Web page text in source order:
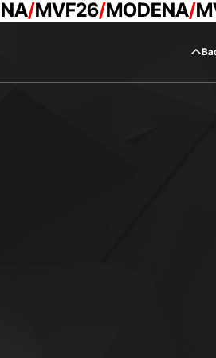
MVF26 MODENA